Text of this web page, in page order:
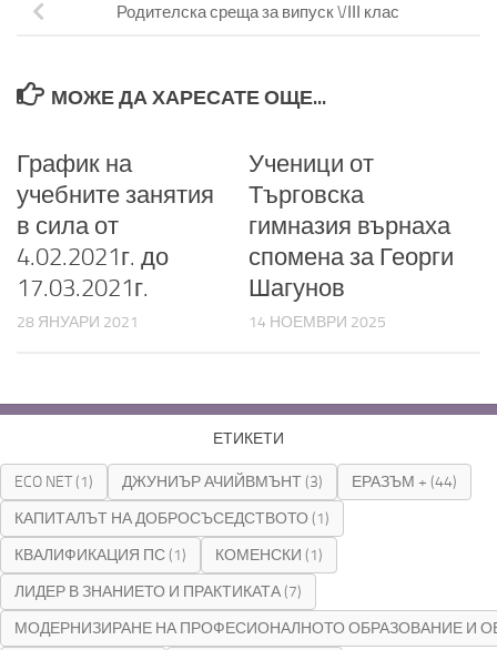
Родителска среща за випуск VІІІ клас
МОЖЕ ДА ХАРЕСАТЕ ОЩЕ...
График на
учебните занятия
в сила от
4.02.2021г. до
17.03.2021г.
28 ЯНУАРИ 2021
Ученици от
Търговска
гимназия върнаха
спомена за Георги
Шагунов
14 НОЕМВРИ 2025
ЕТИКЕТИ
ECO NET(1) ДЖУНИЪР АЧИЙВМЪНТ(3) ЕРАЗЪМ + (44)
КАПИТАЛЪТ НА ДОБРОСЪСЕДСТВОТО (1)
КВАЛИФИКАЦИЯ ПС(1) КОМЕНСКИ (1)
ЛИДЕР В ЗНАНИЕТО И ПРАКТИКАТА(7)
МОДЕРНИЗИРАНЕ НА ПРОФЕСИОНАЛНОТО ОБРАЗОВАНИЕ И